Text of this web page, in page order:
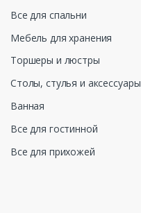
Все для спальни
Мебель для хранения
Торшеры и люстры
Столы, стулья и аксессуары
Ванная
Все для гостинной
Все для прихожей